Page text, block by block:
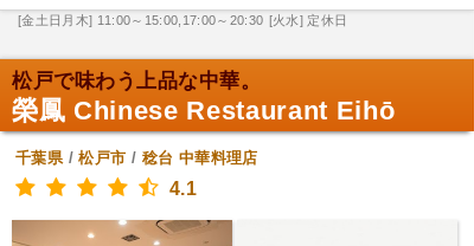
[金土日月木] 11:00～15:00,17:00～20:30 [火水] 定休日
松戸で味わう上品な中華。
榮鳳 Chinese Restaurant Eihō
千葉県/松戸市 / 稔台 中華料理店
4.1